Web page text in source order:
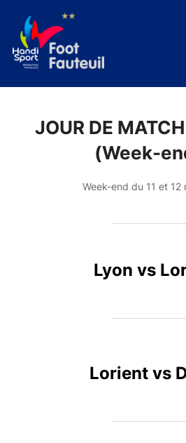
contenu
JOUR DE
(Week-
Week-end du 11 et 12
Lyon vs
Lorient vs